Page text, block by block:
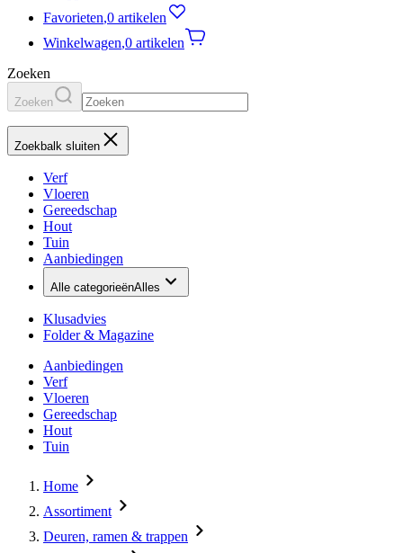
Favorieten,0 artikelen
Winkelwagen,0 artikelen
Zoeken
Zoeken
Zoekbalk sluiten
Verf
Vloeren
Gereedschap
Hout
Tuin
Aanbiedingen
Alle categorieënAlles
Klusadvies
Folder & Magazine
Aanbiedingen
Verf
Vloeren
Gereedschap
Hout
Tuin
Home
Assortiment
Deuren, ramen & trappen